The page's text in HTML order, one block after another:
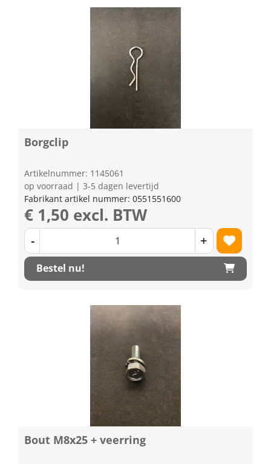
Borgclip
Artikelnummer: 1145061
op voorraad | 3-5 dagen levertijd
Fabrikant artikel nummer: 0551551600
€ 1,50 excl. BTW
- +
Bestel nu!
Bout M8x25 + veerring